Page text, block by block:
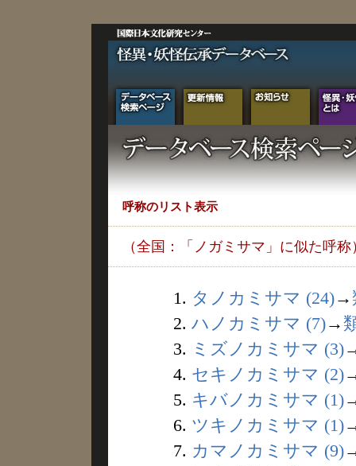
呼称のリスト表示
（全国：「ノガミサマ」に似た呼称
1. タノカミサマ (24)→
2. ハノカミサマ (7)→
3. ミズノカミサマ (3)
4. セキノカミサマ (2)
5. キバノカミサマ (1)
6. ツキノカミサマ (1)
7. カマノカミサマ (9)